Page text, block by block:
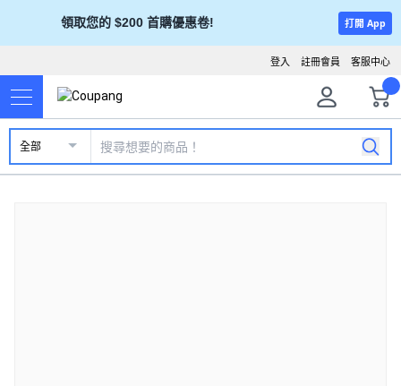
領取您的 $200 首購優惠卷! 打開 App
客服中心
註冊會員
登入
全部